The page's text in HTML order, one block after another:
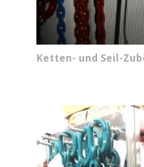
Ketten- und Seil-